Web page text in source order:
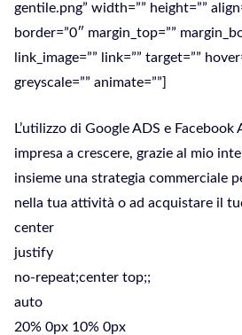
gentile.png” width=”” height=””
border=”0″ margin_top=””
link_image=”” link=”” target=””
greyscale=”” animate=””]
L’utilizzo di Google ADS e
impresa a crescere, grazie al mio
insieme una strategia commerciale
nella tua attività o ad acquistare il
center
justify
no-repeat;center top;;
auto
20% 0px 10% 0px